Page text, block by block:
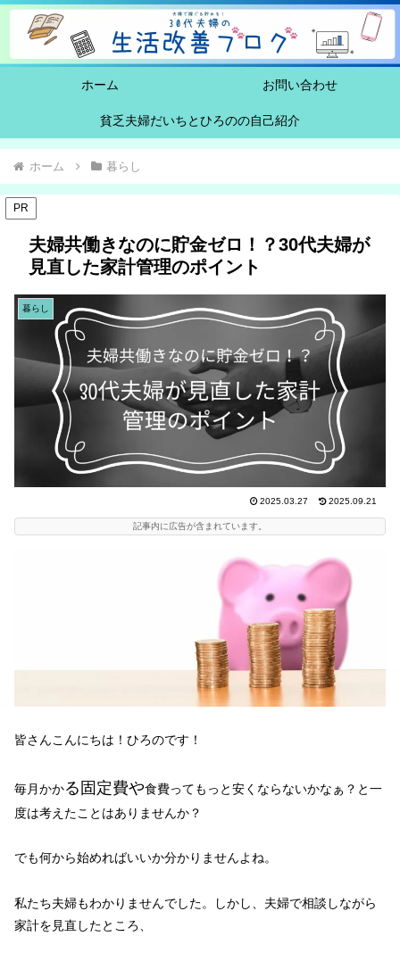
ホーム お問い合わせ
貧乏夫婦だいちとひろのの自己紹介
ホーム 暮らし
PR
夫婦共働きなのに貯金ゼロ！？30代夫婦が
見直した家計管理のポイント
暮らし
2025.03.27 2025.09.21
記事内に広告が含まれています。
皆さんこんにちは！ひろのです！
毎月かかる固定費や食費ってもっと安くならないかなぁ？と一
度は考えたことはありませんか？
でも何から始めればいいか分かりませんよね。
私たち夫婦もわかりませんでした。しかし、夫婦で相談しながら
家計を見直したところ、